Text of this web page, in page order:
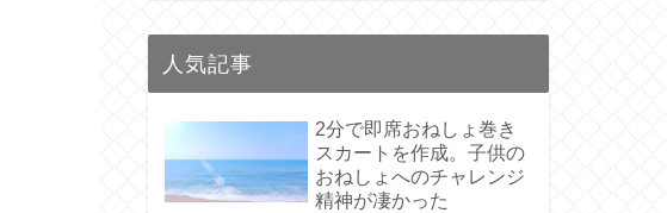
人気記事
2分で即席おねしょ巻き
スカートを作成。子供の
おねしょへのチャレンジ
精神が凄かった